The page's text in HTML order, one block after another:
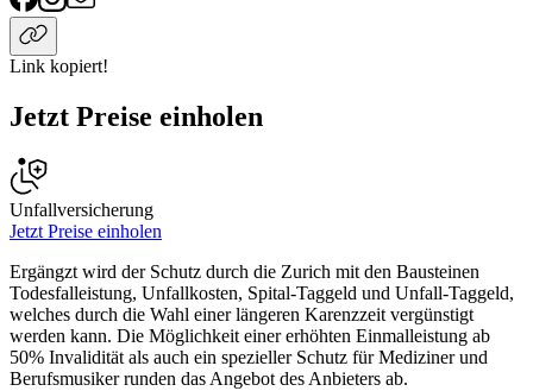
Link kopiert!
Jetzt Preise einholen
Unfallversicherung
Jetzt Preise einholen
Ergängzt wird der Schutz durch die Zurich mit den Bausteinen
Todesfalleistung, Unfallkosten, Spital-Taggeld und Unfall-Taggeld,
welches durch die Wahl einer längeren Karenzzeit vergünstigt
werden kann. Die Möglichkeit einer erhöhten Einmalleistung ab
50% Invalidität als auch ein spezieller Schutz für Mediziner und
Berufsmusiker runden das Angebot des Anbieters ab.